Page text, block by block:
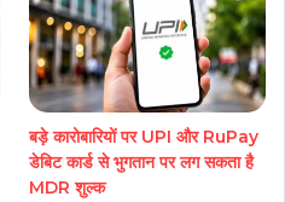
बड़े कारोबारियों पर UPI और RuPay
डेबिट कार्ड से भुगतान पर लग सकता है
MDR शुल्क